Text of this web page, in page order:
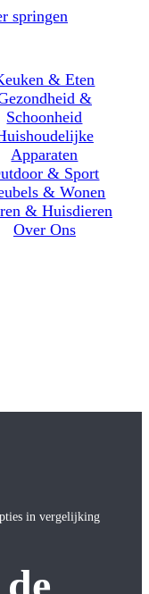
springen
& Eten
&
Schoonheid
Apparaten
& Sport
& Wonen
& Huisdieren
Over Ons
in vergelijking